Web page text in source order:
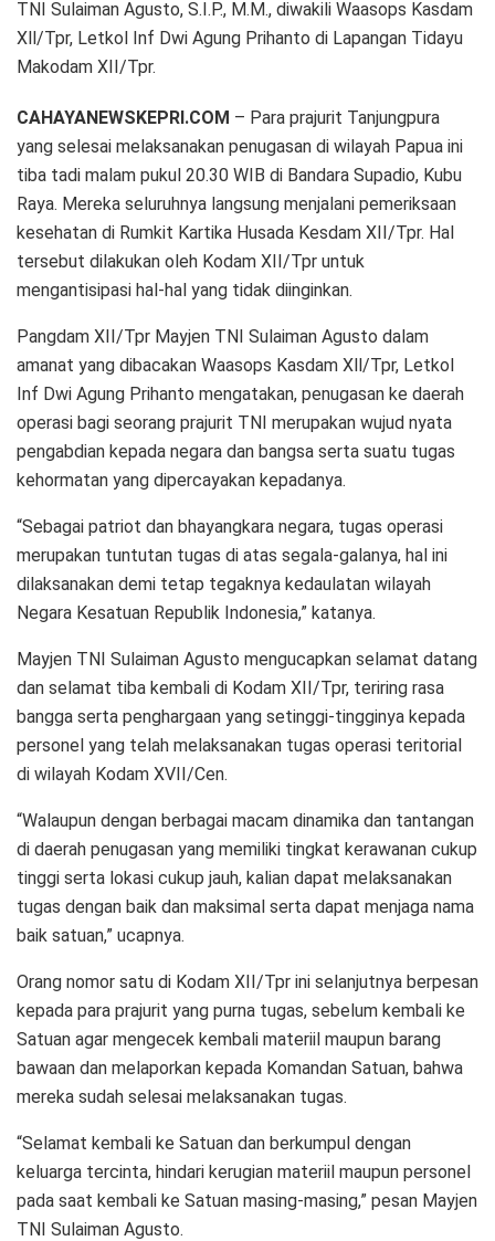
TNI Sulaiman Agusto, S.I.P., M.M., diwakili Waasops Kasdam
Xll/Tpr, Letkol Inf Dwi Agung Prihanto di Lapangan Tidayu
Makodam XII/Tpr.
CAHAYANEWSKEPRI.COM – Para prajurit Tanjungpura
yang selesai melaksanakan penugasan di wilayah Papua ini
tiba tadi malam pukul 20.30 WIB di Bandara Supadio, Kubu
Raya. Mereka seluruhnya langsung menjalani pemeriksaan
kesehatan di Rumkit Kartika Husada Kesdam XII/Tpr. Hal
tersebut dilakukan oleh Kodam XII/Tpr untuk
mengantisipasi hal-hal yang tidak diinginkan.
Pangdam XII/Tpr Mayjen TNI Sulaiman Agusto dalam
amanat yang dibacakan Waasops Kasdam Xll/Tpr, Letkol
Inf Dwi Agung Prihanto mengatakan, penugasan ke daerah
operasi bagi seorang prajurit TNI merupakan wujud nyata
pengabdian kepada negara dan bangsa serta suatu tugas
kehormatan yang dipercayakan kepadanya.
“Sebagai patriot dan bhayangkara negara, tugas operasi
merupakan tuntutan tugas di atas segala-galanya, hal ini
dilaksanakan demi tetap tegaknya kedaulatan wilayah
Negara Kesatuan Republik Indonesia,” katanya.
Mayjen TNI Sulaiman Agusto mengucapkan selamat datang
dan selamat tiba kembali di Kodam XII/Tpr, teriring rasa
bangga serta penghargaan yang setinggi-tingginya kepada
personel yang telah melaksanakan tugas operasi teritorial
di wilayah Kodam XVII/Cen.
“Walaupun dengan berbagai macam dinamika dan tantangan
di daerah penugasan yang memiliki tingkat kerawanan cukup
tinggi serta lokasi cukup jauh, kalian dapat melaksanakan
tugas dengan baik dan maksimal serta dapat menjaga nama
baik satuan,” ucapnya.
Orang nomor satu di Kodam XII/Tpr ini selanjutnya berpesan
kepada para prajurit yang purna tugas, sebelum kembali ke
Satuan agar mengecek kembali materiil maupun barang
bawaan dan melaporkan kepada Komandan Satuan, bahwa
mereka sudah selesai melaksanakan tugas.
“Selamat kembali ke Satuan dan berkumpul dengan
keluarga tercinta, hindari kerugian materiil maupun personel
pada saat kembali ke Satuan masing-masing,” pesan Mayjen
TNI Sulaiman Agusto.